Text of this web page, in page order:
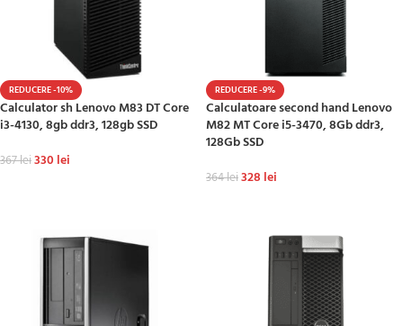
REDUCERE -10%
Calculator sh Lenovo M83 DT Core
i3-4130, 8gb ddr3, 128gb SSD
367lei330 lei
REDUCERE -9%
Calculatoare second hand Lenovo
M82 MT Core i5-3470, 8Gb ddr3,
128Gb SSD
364lei328 lei